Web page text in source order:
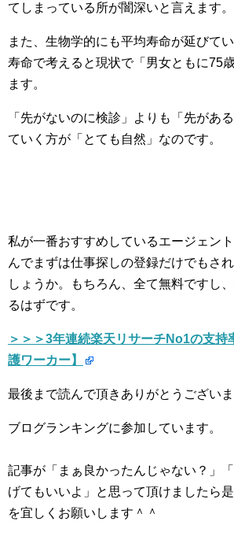
てしまっている所が闇深いと言えます。
また、生物学的にも平均寿命が延びて
寿命で考えると現状で「男女ともに75
ます。
「先がないのに検診」よりも「先があ
ていく方が「とても自然」なのです。
私が一番おすすめしているエージェン
んでまずは仕事探しの登録だけでもさ
しょうか。もちろん、全て無料ですし
るはずです。
＞＞＞3年連続楽天リサーチNo1の支持
護ワーカー】
最後まで読んで頂きありがとうございま
ブログランキングに参加しています。
記事が「まぁ良かったんじゃない？」
げてもいいよ」と思って頂けましたら
を宜しくお願いします＾＾